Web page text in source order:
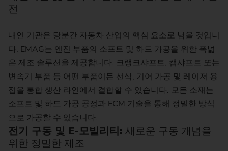
전
내연 기관은 당분간 자동차 산업의 핵심 요소로 남을 것입니
다. EMAG는 엔진 부품의 소프트 및 하드 가공을 위한 폭넓
은 제조 솔루션을 제공합니다. 크랭크샤프트, 캠샤프트 또는
변속기 부품 등 어떤 부품이든 선삭, 기어 가공 및 레이저 용
접을 통합 생산 라인에서 결합할 수 있습니다. 모든 소재는
소프트 및 하드 가공 공정과 ECM 기술을 통해 정밀한 방식
으로 가공할 수 있습니다.
전기 구동 및 E-모빌리티: 새로운 구동 개념을
위한 정밀한 제조